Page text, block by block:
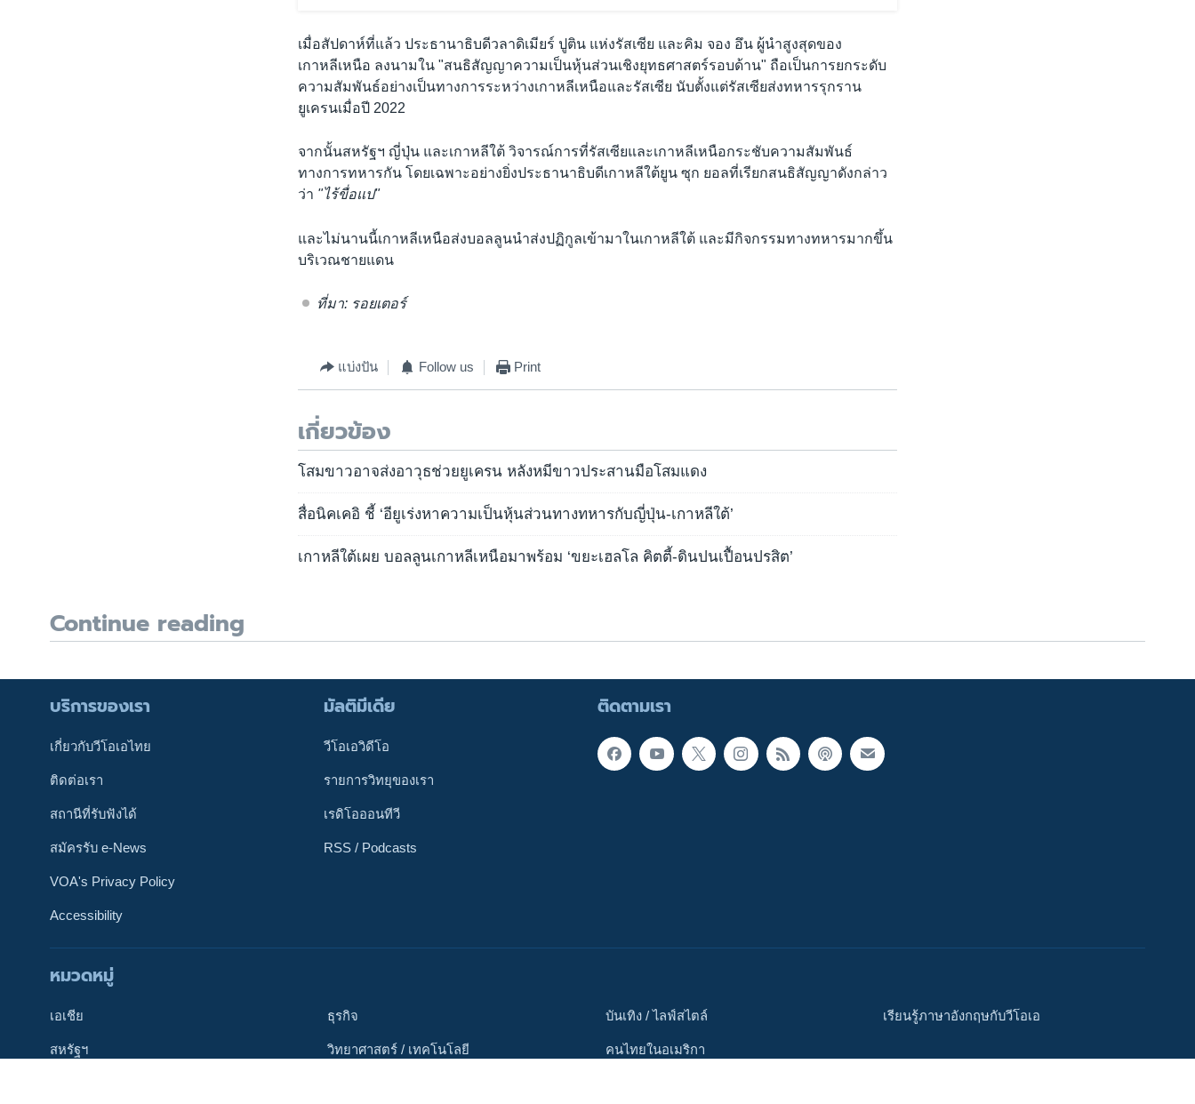
เลือกภาษา
เมื่อสัปดาห์ที่แล้ว ประธานาธิบดีวลาดิเมียร์ ปูติน แห่งรัสเซีย และคิม จอง อึน ผู้นำสูงสุดของ
เกาหลีเหนือ ลงนามใน "สนธิสัญญาความเป็นหุ้นส่วนเชิงยุทธศาสตร์รอบด้าน" ถือเป็นการยกระดับ
ความสัมพันธ์อย่างเป็นทางการระหว่างเกาหลีเหนือและรัสเซีย นับตั้งแต่รัสเซียส่งทหารรุกราน
ยูเครนเมื่อปี 2022
จากนั้นสหรัฐฯ ญี่ปุ่น และเกาหลีใต้ วิจารณ์การที่รัสเซียและเกาหลีเหนือกระชับความสัมพันธ์
ทางการทหารกัน โดยเฉพาะอย่างยิ่งประธานาธิบดีเกาหลีใต้ยูน ซุก ยอลที่เรียกสนธิสัญญาดังกล่าว
ว่า "ไร้ขื่อแป"
และไม่นานนี้เกาหลีเหนือส่งบอลลูนนำส่งปฏิกูลเข้ามาในเกาหลีใต้ และมีกิจกรรมทางทหารมากขึ้น
บริเวณชายแดน
ที่มา: รอยเตอร์
แบ่งปัน Follow us Print
เกี่ยวข้อง
โสมขาวอาจส่งอาวุธช่วยยูเครน หลังหมีขาวประสานมือโสมแดง
สื่อนิคเคอิ ชี้ ‘อียูเร่งหาความเป็นหุ้นส่วนทางทหารกับญี่ปุ่น-เกาหลีใต้’
เกาหลีใต้เผย บอลลูนเกาหลีเหนือมาพร้อม ‘ขยะเฮลโล คิตตี้-ดินปนเปื้อนปรสิต’
Continue reading
ติดตามเรา
บริการของเรา
เกี่ยวกับวีโอเอไทย
ติดต่อเรา
สถานีที่รับฟังได้
สมัครรับ e-News
VOA's Privacy Policy
Accessibility
มัลติมีเดีย
วีโอเอวิดีโอ
รายการวิทยุของเรา
เรดิโอออนทีวี
RSS / Podcasts
หมวดหมู่
เอเชีย
สหรัฐฯ
ธุรกิจ
วิทยาศาสตร์ / เทคโนโลยี
บันเทิง / ไลฟ์สไตล์
คนไทยในอเมริกา
เรียนรู้ภาษาอังกฤษกับวีโอเอ